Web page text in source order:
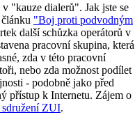
"kauze dialerů". Jak jste se
"Boj proti podvodným
další schůzka operátorů v
pracovní skupina, která
zda v této pracovní
nebo zda možnost podílet
- podobně jako před
přístup k Internetu. Zájem o
sdružení ZUI.